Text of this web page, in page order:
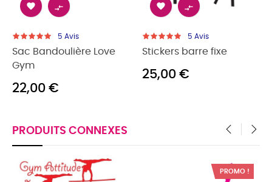
 
5 Avis
Sac Bandoulière Love
Gym
22,00 €
 
5 Avis
Stickers barre fixe
25,00 €
PRODUITS CONNEXES